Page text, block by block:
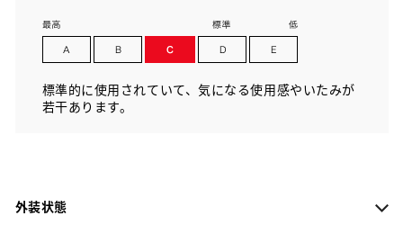
標準的に使用されていて、気になる使用感やいたみが
若干あります。
外装状態